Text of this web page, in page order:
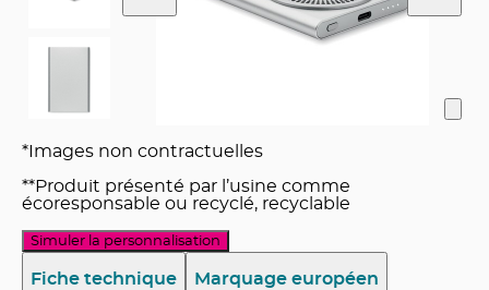
*Images non contractuelles
**Produit présenté par l’usine comme
écoresponsable ou recyclé, recyclable
Simuler la personnalisation
Fiche technique Marquage européen